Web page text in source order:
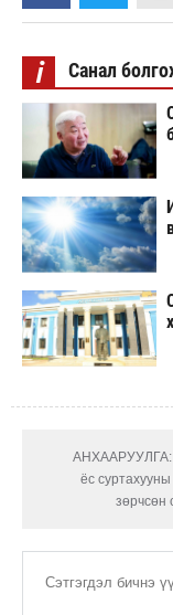
i Санал
АНХААРУУЛГА:
ёс
зөрчсөн